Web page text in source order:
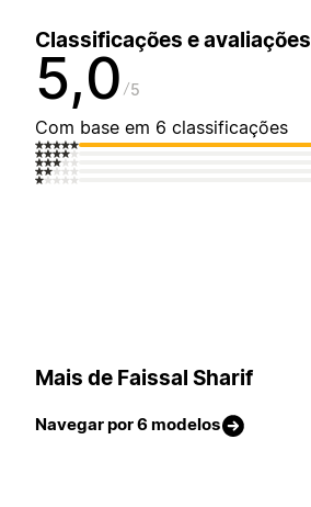
Classificações e avaliações
5,0 5
Com base em 6 classificações
Mais de Faissal Sharif
Navegar por 6 modelos